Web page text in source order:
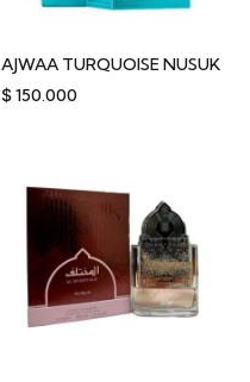
AJWAA TURQUOISE NUSUK
$150.000